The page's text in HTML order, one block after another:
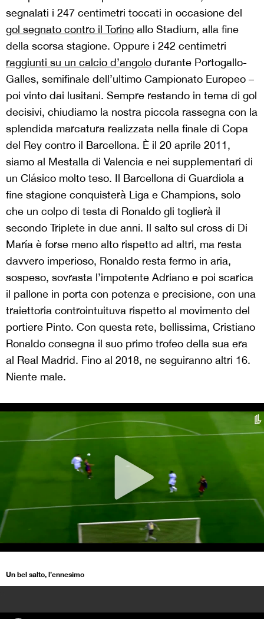
segnalati i 247 centimetri toccati in occasione del
gol segnato contro il Torino allo Stadium, alla fine
della scorsa stagione. Oppure i 242 centimetri
raggiunti su un calcio d’angolo durante Portogallo-
Galles, semifinale dell’ultimo Campionato Europeo –
poi vinto dai lusitani. Sempre restando in tema di gol
decisivi, chiudiamo la nostra piccola rassegna con la
splendida marcatura realizzata nella finale di Copa
del Rey contro il Barcellona. È il 20 aprile 2011,
siamo al Mestalla di Valencia e nei supplementari di
un Clásico molto teso. Il Barcellona di Guardiola a
fine stagione conquisterà Liga e Champions, solo
che un colpo di testa di Ronaldo gli toglierà il
secondo Triplete in due anni. Il salto sul cross di Di
María è forse meno alto rispetto ad altri, ma resta
davvero imperioso, Ronaldo resta fermo in aria,
sospeso, sovrasta l’impotente Adriano e poi scarica
il pallone in porta con potenza e precisione, con una
traiettoria controintuituva rispetto al movimento del
portiere Pinto. Con questa rete, bellissima, Cristiano
Ronaldo consegna il suo primo trofeo della sua era
al Real Madrid. Fino al 2018, ne seguiranno altri 16.
Niente male.
Un bel salto, l’ennesimo